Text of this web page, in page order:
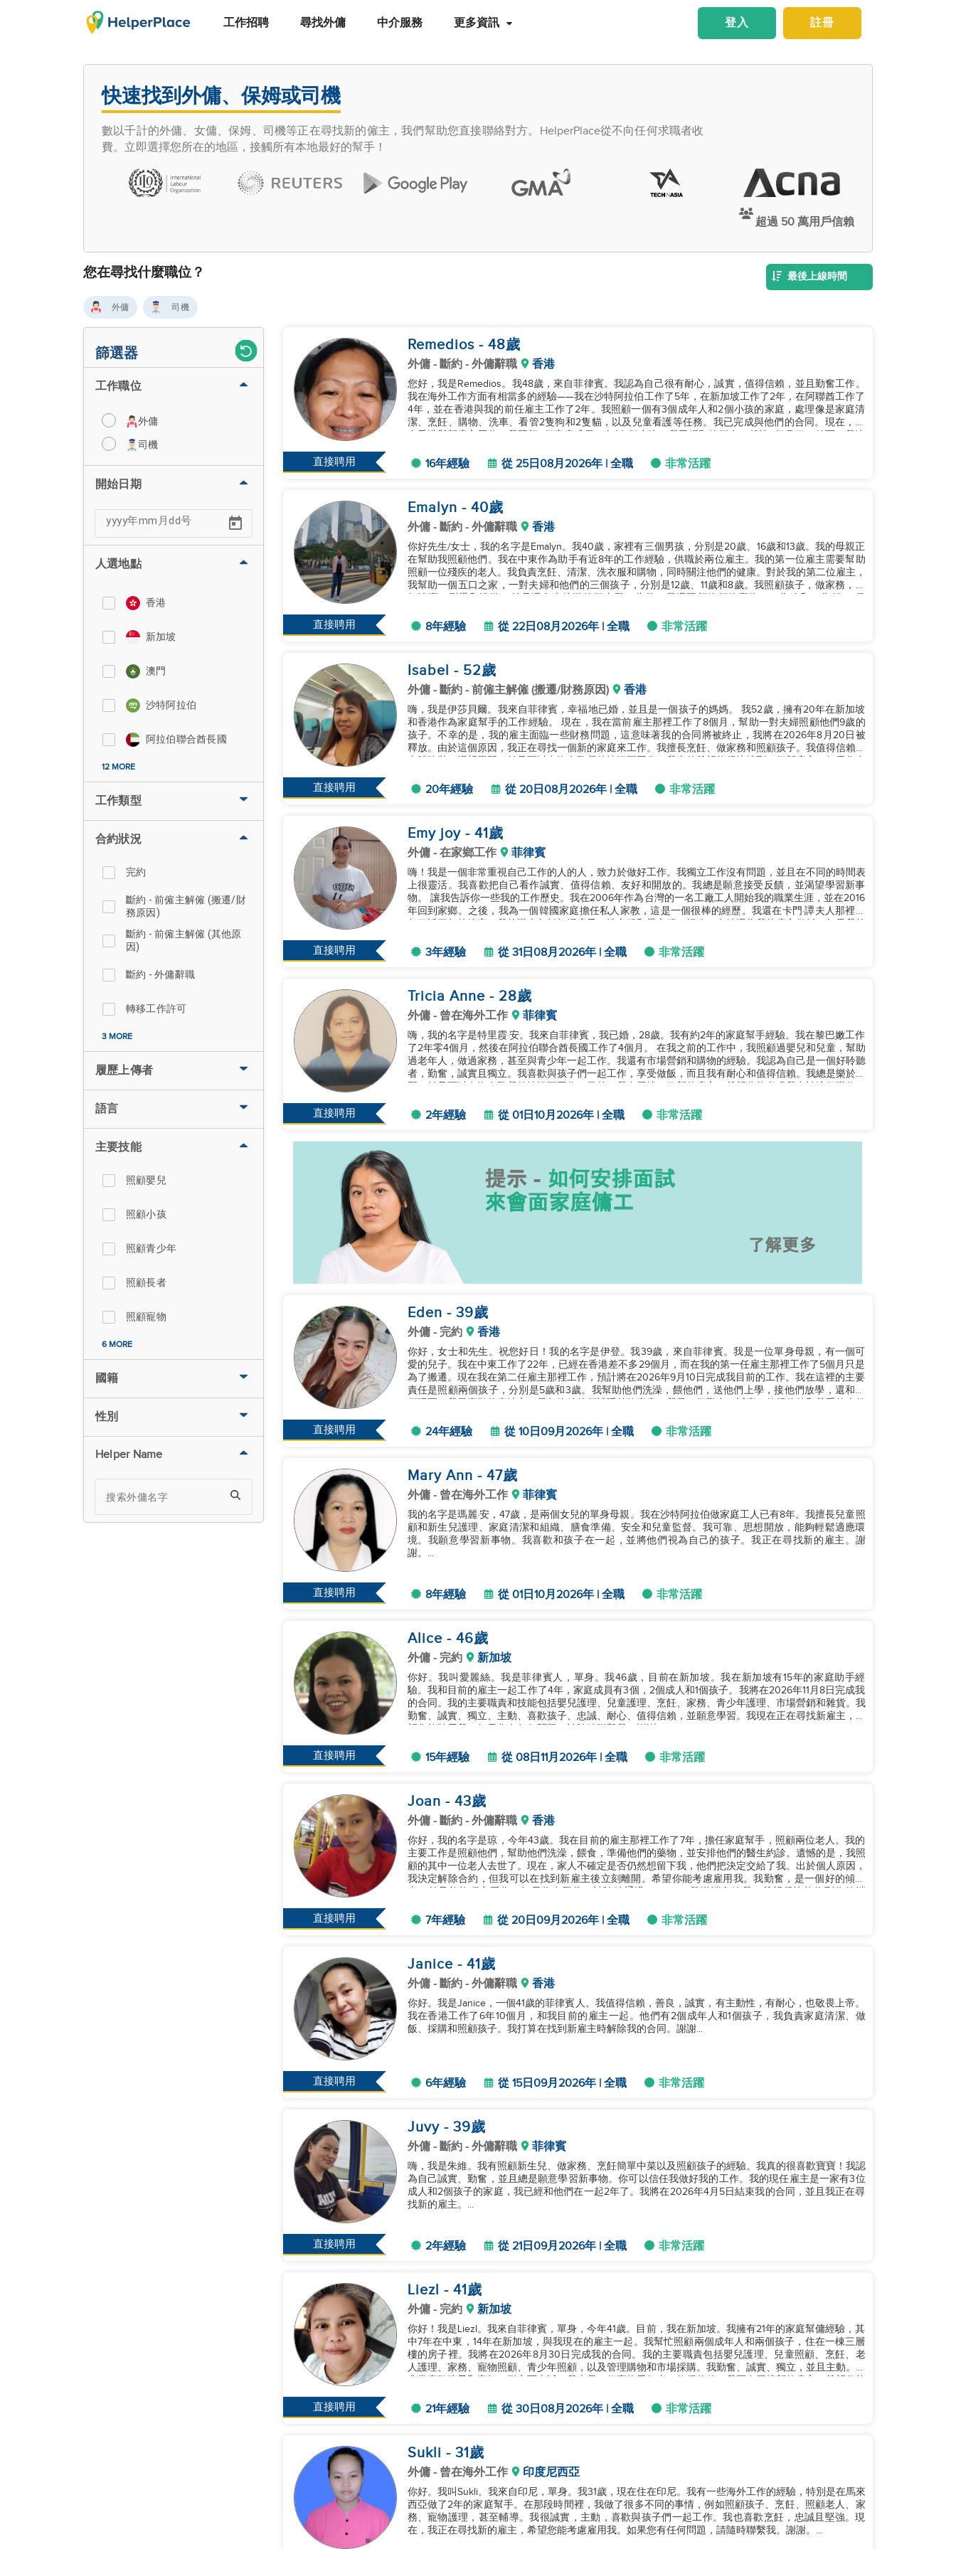
工作招聘 尋找外傭 中介服務 更多資訊 註冊
登入
快速找到外傭、保姆或司機
數以千計的外傭、女傭、保姆、司機等正在尋找新的僱主，我們幫助您直接聯絡對方。HelperPlace從不向任何求職者收
費。立即選擇您所在的地區，接觸所有本地最好的幫手！
超過 50 萬用戶信賴
您在尋找什麼職位？ 最後上線時間
外傭 司機
篩選器
工作職位
外傭
司機
開始日期
人選地點
香港
新加坡
澳門
沙特阿拉伯
阿拉伯聯合酋長國
12 MORE
工作類型
合約狀況
完約
斷約 - 前僱主解僱 (搬遷/財
務原因)
斷約 - 前僱主解僱 (其他原
因)
斷約 - 外傭辭職
轉移工作許可
3 MORE
履歷上傳者
語言
主要技能
照顧嬰兒
照顧小孩
照顧青少年
照顧長者
照顧寵物
6 MORE
國籍
性別
Helper Name
直接聘用
Remedios - 48歲
外傭 - 斷約 - 外傭辭職 香港
您好，我是Remedios。我48歲，來自菲律賓。我認為自己很有耐心，誠實，值得信賴，並且勤奮工作。
我在海外工作方面有相當多的經驗——我在沙特阿拉伯工作了5年，在新加坡工作了2年，在阿聯酋工作了
4年，並在香港與我的前任雇主工作了2年。我照顧一個有3個成年人和2個小孩的家庭，處理像是家庭清
潔、烹飪、購物、洗車、看管2隻狗和2隻貓，以及兒童看護等任務。我已完成與他們的合同。現在，我
16年經驗 從 25日08月2026年 | 全職 非常活躍
直接聘用
Emalyn - 40歲
外傭 - 斷約 - 外傭辭職 香港
你好先生/女士，我的名字是Emalyn。我40歲，家裡有三個男孩，分別是20歲、16歲和13歲。我的母親正
在幫助我照顧他們。我在中東作為助手有近8年的工作經驗，供職於兩位雇主。我的第一位雇主需要幫助
照顧一位殘疾的老人。我負責烹飪、清潔、洗衣服和購物，同時關注他們的健康。對於我的第二位雇主，
我幫助一個五口之家，一對夫婦和他們的三個孩子，分別是12歲、11歲和8歲。我照顧孩子，做家務，比
8年經驗 從 22日08月2026年 | 全職 非常活躍
直接聘用
Isabel - 52歲
外傭 - 斷約 - 前僱主解僱 (搬遷/財務原因) 香港
嗨，我是伊莎貝爾。我來自菲律賓，幸福地已婚，並且是一個孩子的媽媽。 我52歲，擁有20年在新加坡
和香港作為家庭幫手的工作經驗。 現在，我在當前雇主那裡工作了8個月，幫助一對夫婦照顧他們9歲的
孩子。不幸的是，我的雇主面臨一些財務問題，這意味著我的合同將被終止，我將在2026年8月20日被
釋放。由於這個原因，我正在尋找一個新的家庭來工作。我擅長烹飪、做家務和照顧孩子。我值得信賴、
20年經驗 從 20日08月2026年 | 全職 非常活躍
直接聘用
Emy joy - 41歲
外傭 - 在家鄉工作 菲律賓
嗨！我是一個非常重視自己工作的人的人，致力於做好工作。我獨立工作沒有問題，並且在不同的時間表
上很靈活。我喜歡把自己看作誠實、值得信賴、友好和開放的。我總是願意接受反饋，並渴望學習新事
物。 讓我告訴你一些我的工作歷史。我在2006年作為台灣的一名工廠工人開始我的職業生涯，並在2016
年回到家鄉。之後，我為一個韓國家庭擔任私人家教，這是一個很棒的經歷。我還在卡門·譚夫人那裡擔
3年經驗 從 31日08月2026年 | 全職 非常活躍
直接聘用
Tricia Anne - 28歲
外傭 - 曾在海外工作 菲律賓
嗨，我的名字是特里霞·安。我來自菲律賓，我已婚，28歲。我有約2年的家庭幫手經驗。我在黎巴嫩工作
了2年零4個月，然後在阿拉伯聯合酋長國工作了4個月。 在我之前的工作中，我照顧過嬰兒和兒童，幫助
過老年人，做過家務，甚至與青少年一起工作。我還有市場營銷和購物的經驗。我認為自己是一個好聆聽
者，勤奮，誠實且獨立。我喜歡與孩子們一起工作，享受做飯，而且我有耐心和值得信賴。我總是樂於學
2年經驗 從 01日10月2026年 | 全職 非常活躍
直接聘用
Eden - 39歲
外傭 - 完約 香港
你好，女士和先生。祝您好日！我的名字是伊登。我39歲，來自菲律賓。我是一位單身母親，有一個可
愛的兒子。我在中東工作了22年，已經在香港差不多29個月，而在我的第一任雇主那裡工作了5個月只是
為了搬遷。現在我在第二任雇主那裡工作，預計將在2026年9月10日完成我目前的工作。我在這裡的主要
責任是照顧兩個孩子，分別是5歲和3歲。我幫助他們洗澡，餵他們，送他們上學，接他們放學，還和他
24年經驗 從 10日09月2026年 | 全職 非常活躍
直接聘用
Mary Ann - 47歲
外傭 - 曾在海外工作 菲律賓
我的名字是瑪麗·安，47歲，是兩個女兒的單身母親。我在沙特阿拉伯做家庭工人已有8年。我擅長兒童照
顧和新生兒護理、家庭清潔和組織、膳食準備、安全和兒童監督。我可靠、思想開放，能夠輕鬆適應環
境。我願意學習新事物。我喜歡和孩子在一起，並將他們視為自己的孩子。我正在尋找新的雇主。謝
謝。...
8年經驗 從 01日10月2026年 | 全職 非常活躍
直接聘用
Alice - 46歲
外傭 - 完約 新加坡
你好。我叫愛麗絲。我是菲律賓人，單身。我46歲，目前在新加坡。我在新加坡有15年的家庭助手經
驗。我和目前的雇主一起工作了4年，家庭成員有3個，2個成人和1個孩子。我將在2026年11月8日完成我
的合同。我的主要職責和技能包括嬰兒護理、兒童護理、烹飪、家務、青少年護理、市場營銷和雜貨。我
勤奮、誠實、獨立、主動、喜歡孩子、忠誠、耐心、值得信賴，並願意學習。我現在正在尋找新雇主，希
15年經驗 從 08日11月2026年 | 全職 非常活躍
直接聘用
Joan - 43歲
外傭 - 斷約 - 外傭辭職 香港
你好，我的名字是琼，今年43歲。我在目前的雇主那裡工作了7年，擔任家庭幫手，照顧兩位老人。我的
主要工作是照顧他們，幫助他們洗澡，餵食，準備他們的藥物，並安排他們的醫生約診。遺憾的是，我照
顧的其中一位老人去世了。現在，家人不確定是否仍然想留下我，他們把決定交給了我。出於個人原因，
我決定解除合約，但我可以在找到新雇主後立刻離開。希望你能考慮雇用我。我勤奮，是一個好的傾聽
7年經驗 從 20日09月2026年 | 全職 非常活躍
直接聘用
Janice - 41歲
外傭 - 斷約 - 外傭辭職 香港
你好。我是Janice，一個41歲的菲律賓人。我值得信賴，善良，誠實，有主動性，有耐心，也敬畏上帝。
我在香港工作了6年10個月，和我目前的雇主一起。他們有2個成年人和1個孩子，我負責家庭清潔、做
飯、採購和照顧孩子。我打算在找到新雇主時解除我的合同。謝謝...
6年經驗 從 15日09月2026年 | 全職 非常活躍
直接聘用
Juvy - 39歲
外傭 - 斷約 - 外傭辭職 菲律賓
嗨，我是朱維。我有照顧新生兒、做家務、烹飪簡單中菜以及照顧孩子的經驗。我真的很喜歡寶寶！我認
為自己誠實、勤奮，並且總是願意學習新事物。你可以信任我做好我的工作。我的現任雇主是一家有3位
成人和2個孩子的家庭，我已經和他們在一起2年了。我將在2026年4月5日結束我的合同，並且我正在尋
找新的雇主。...
2年經驗 從 21日09月2026年 | 全職 非常活躍
直接聘用
Liezl - 41歲
外傭 - 完約 新加坡
你好！我是Liezl。我來自菲律賓，單身，今年41歲。目前，我在新加坡。我擁有21年的家庭幫傭經驗，其
中7年在中東，14年在新加坡，與我現在的雇主一起。我幫忙照顧兩個成年人和兩個孩子，住在一棟三層
樓的房子裡。我將在2026年8月30日完成我的合同。我的主要職責包括嬰兒護理、兒童照顧、烹飪、老
人護理、家務、寵物照顧、青少年照顧，以及管理購物和市場採購。我勤奮、誠實、獨立，並且主動。我
21年經驗 從 30日08月2026年 | 全職 非常活躍
Sukli - 31歲
外傭 - 曾在海外工作 印度尼西亞
你好。我叫Sukli。我來自印尼，單身。我31歲，現在住在印尼。我有一些海外工作的經驗，特別是在馬來
西亞做了2年的家庭幫手。在那段時間裡，我做了很多不同的事情，例如照顧孩子、烹飪、照顧老人、家
務、寵物護理，甚至輔導。我很誠實，主動，喜歡與孩子們一起工作。我也喜歡烹飪，忠誠且堅強。現
在，我正在尋找新的雇主，希望您能考慮雇用我。如果您有任何問題，請隨時聯繫我。謝謝。...